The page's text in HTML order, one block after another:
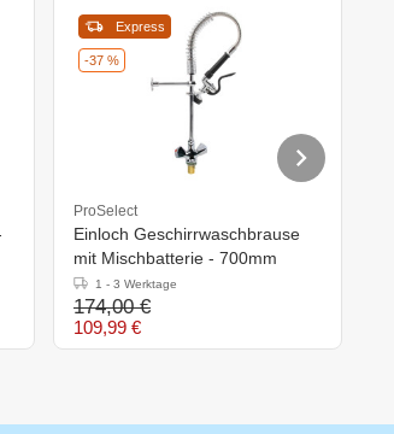
-37 %
Express
ProSelect
Einloch Geschirrwaschbrause
mit Mischbatterie - 700mm
1 - 3 Werktage
174,00 €
109,99 €